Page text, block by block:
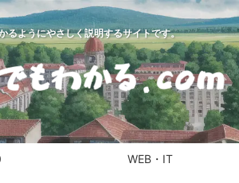
るようにやさしく説明するサイトです。
WEB・IT